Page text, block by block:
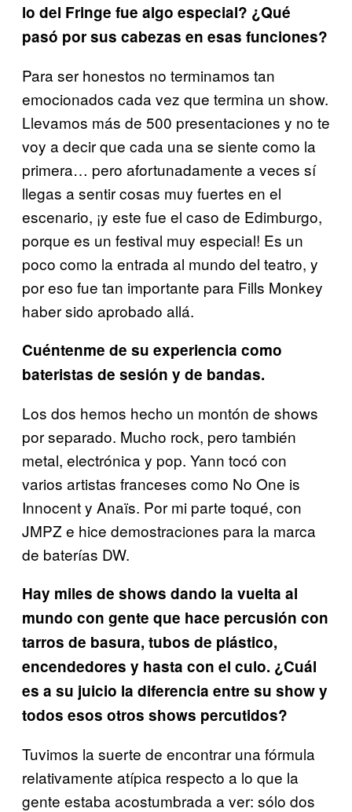
lo del Fringe fue algo especial? ¿Qué
pasó por sus cabezas en esas funciones?
Para ser honestos no terminamos tan
emocionados cada vez que termina un show.
Llevamos más de 500 presentaciones y no te
voy a decir que cada una se siente como la
primera… pero afortunadamente a veces sí
llegas a sentir cosas muy fuertes en el
escenario, ¡y este fue el caso de Edimburgo,
porque es un festival muy especial! Es un
poco como la entrada al mundo del teatro, y
por eso fue tan importante para Fills Monkey
haber sido aprobado allá.
Cuéntenme de su experiencia como
bateristas de sesión y de bandas.
Los dos hemos hecho un montón de shows
por separado. Mucho rock, pero también
metal, electrónica y pop. Yann tocó con
varios artistas franceses como No One is
Innocent y Anaïs. Por mi parte toqué, con
JMPZ e hice demostraciones para la marca
de baterías DW.
Hay miles de shows dando la vuelta al
mundo con gente que hace percusión con
tarros de basura, tubos de plástico,
encendedores y hasta con el culo. ¿Cuál
es a su juicio la diferencia entre su show y
todos esos otros shows percutidos?
Tuvimos la suerte de encontrar una fórmula
relativamente atípica respecto a lo que la
gente estaba acostumbrada a ver: sólo dos